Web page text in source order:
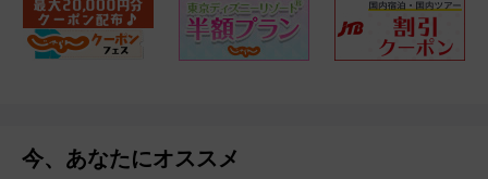
今、あなたにオススメ